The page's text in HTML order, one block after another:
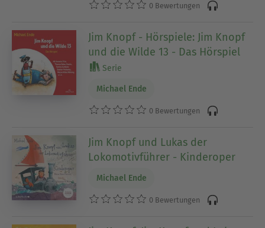
0 Bewertungen
Jim Knopf - Hörspiele: Jim Knopf
und die Wilde 13 - Das Hörspiel
Serie
Michael Ende
0 Bewertungen
Jim Knopf und Lukas der
Lokomotivführer - Kinderoper
Michael Ende
0 Bewertungen